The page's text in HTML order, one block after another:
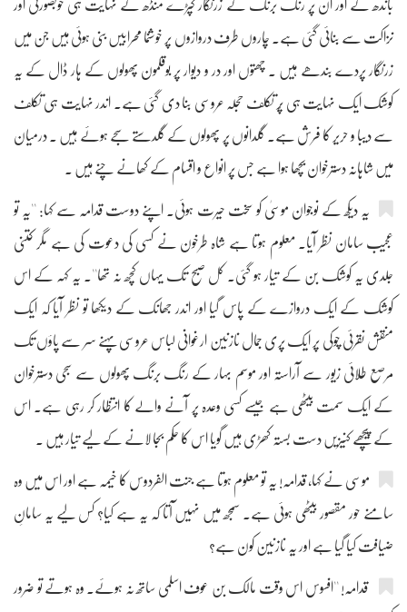
باندھ کے اور ان پر رنگ برنگ کے زرنگار کپڑے منڈھ کے نہایت ہی خوبصورتی اور
نزاکت سے بنائی گئی ہے۔ چاروں طرف دروازوں پر خوشنما محرابیں بنی ہوئی ہیں جن میں
زرنگار پردے بندھے ہیں ۔ چھتوں اور در و دیوار پر بوقلمون پھولوں کے ہار ڈال کے یہ
کوشک ایک نہایت ہی پُر تکلف حجلہ عروسی بنا دی گئی ہے۔ اندر نہایت ہی تکلف
سے دیبا و حریر کا فرش ہے۔ گلدانوں پر پھولوں کے گلدستے سجے ہوئے ہیں ۔ درمیان
میں شاہانہ دسترخوان بچھا ہوا ہے جس پر انواع و اقسام کے کھانے چنے ہیں ۔
یہ دیکھ کے نوجوان موسیٰ کو سخت حیرت ہوئی۔ اپنے دوست قدامہ سے کہا: ''یہ تو
عجیب سامان نظر آیا۔ معلوم ہوتا ہے شاہ طرخون نے کسی کی دعوت کی ہے مگر کتنی
جلدی یہ کوشک بن کے تیار ہو گئی۔ کل صبح تک یہاں کچھ نہ تھا''۔ یہ کہہ کے اس
کوشک کے ایک دروازے کے پاس گیا اور اندر جھانک کے دیکھا تو نظر آیا کہ ایک
منقش نقرئی چوکی پر ایک پری جمال نازنین ارغوانی لباس عروسی پہنے سر سے پاؤں تک
مرصع طلائی زیور سے آراستہ اور موسم بہار کے رنگ برنگ پھولوں سے سجی دسترخوان
کے ایک سمت بیٹھی ہے جیسے کسی وعدہ پر آنے والے کا انتظار کر رہی ہے۔ اس
کے پیچھے کنیزیں دست بستہ کھڑی ہیں گویا اس کا حکم بجا لانے کے لیے تیار ہیں ۔
موسی نے کہا، قدامہ! یہ تو معلوم ہوتا ہے جنت الفردوس کا خیمہ ہے اور اس میں وہ
سامنے حور مقصور بیٹھی ہوئی ہے۔ سمجھ میں نہیں آتا کہ یہ ہے کیا؟ کس لیے یہ سامانِ
ضیافت کیا گیا ہے اور یہ نازنین کون ہے؟
قدامہ! ''افسوس اس وقت مالک بن عوف اسلمی ساتھ نہ ہوئے۔ وہ ہوتے تو ضرور